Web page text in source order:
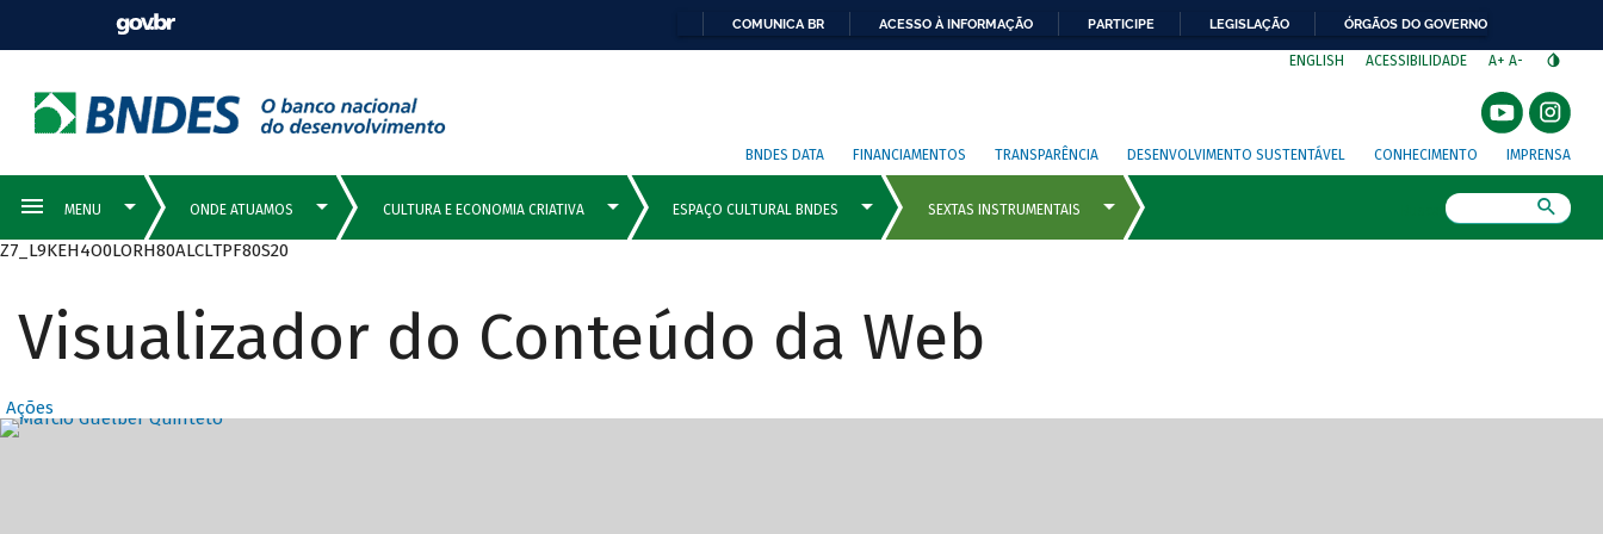
COMUNICA BR ACESSO À INFORMAÇÃO PARTICIPE LEGISLAÇÃO ÓRGÃOS DO GOVERNO
ENGLISH ACESSIBILIDADE A+ A-
BNDES DATA FINANCIAMENTOS TRANSPARÊNCIA DESENVOLVIMENTO SUSTENTÁVEL CONHECIMENTO IMPRENSA
Z7_L9KEH4O0LORH80ALCLTPF80S20
Visualizador do Conteúdo da Web
Ações
Destaques Principais com rolagem de tela